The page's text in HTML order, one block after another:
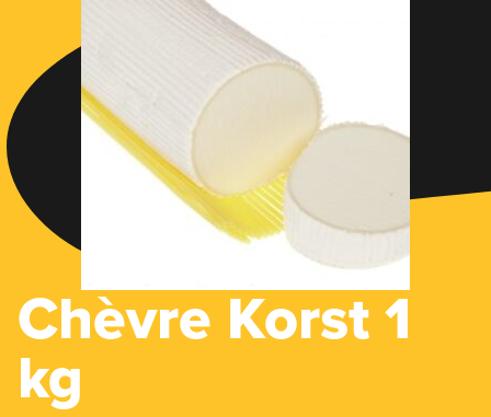
Chèvre Korst 1
kg